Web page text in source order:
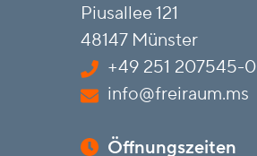
Piusallee 121
48147 Münster
+49 251 207545-0
info@freiraum.ms
Öffnungszeiten